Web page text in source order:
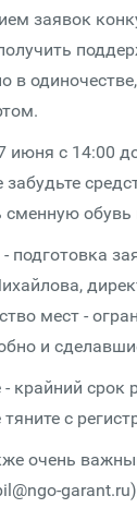
заявок
в
июня с 14:00
забудьте
сменную
подготовка
мест -
и
крайний срок
с
очень